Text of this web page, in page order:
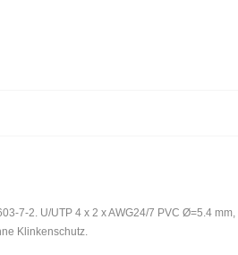
7-2. U/UTP 4 x 2 x AWG24/7 PVC Ø=5.4
Klinkenschutz.